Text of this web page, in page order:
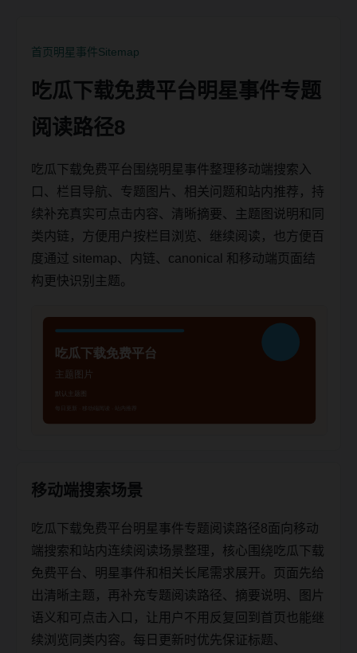
首页明星事件Sitemap
吃瓜下载免费平台明星事件专题
阅读路径8
吃瓜下载免费平台围绕明星事件整理移动端搜索入
口、栏目导航、专题图片、相关问题和站内推荐，持
续补充真实可点击内容、清晰摘要、主题图说明和同
类内链，方便用户按栏目浏览、继续阅读，也方便百
度通过 sitemap、内链、canonical 和移动端页面结
构更快识别主题。
移动端搜索场景
吃瓜下载免费平台明星事件专题阅读路径8面向移动
端搜索和站内连续阅读场景整理，核心围绕吃瓜下载
免费平台、明星事件和相关长尾需求展开。页面先给
出清晰主题，再补充专题阅读路径、摘要说明、图片
语义和可点击入口，让用户不用反复回到首页也能继
续浏览同类内容。每日更新时优先保证标题、